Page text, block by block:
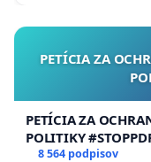
PETÍCIA ZA
PETÍCIA ZA
POLITIKY
8 564 podpisov